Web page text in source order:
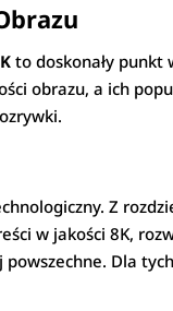
to doskonały punkt
obrazu, a ich
Z
w jakości 8K,
Dla